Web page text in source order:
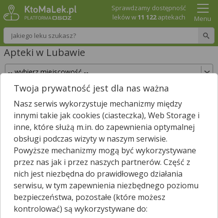
Wpisz nazwę leku
Sprawdzamy dostępność
leków w11 122aptekach Menu
Apteki w Lubawie
Sprawdź, które apteki w Lubawie posiadają Twój
lek i zarezerwuj go już teraz!
Wpisz nazwę leku
W Lubawie jest
aptek.
Wybierz typ aptek
Twoja prywatność jest dla nas ważna
Nasz serwis wykorzystuje mechanizmy między
innymi takie jak cookies (ciasteczka), Web Storage i
inne, które służą m.in. do zapewnienia optymalnej
obsługi podczas wizyty w naszym serwisie.
Powyższe mechanizmy mogą być wykorzystywane
przez nas jak i przez naszych partnerów. Część z
nich jest niezbędna do prawidłowego działania
serwisu, w tym zapewnienia niezbędnego poziomu
bezpieczeństwa, pozostałe (które możesz
kontrolować) są wykorzystywane do: